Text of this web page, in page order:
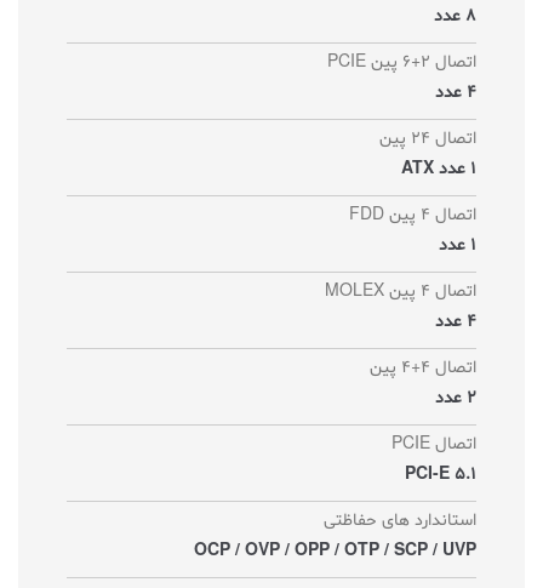
8 عدد
اتصال 2+6 پین PCIE
4 عدد
اتصال 24 پین
1 عدد ATX
اتصال 4 پین FDD
1 عدد
اتصال 4 پین MOLEX
4 عدد
اتصال 4+4 پین
2 عدد
اتصال PCIE
PCI-E 5.1
استاندارد های حفاظتی
OCP / OVP / OPP / OTP / SCP / UVP